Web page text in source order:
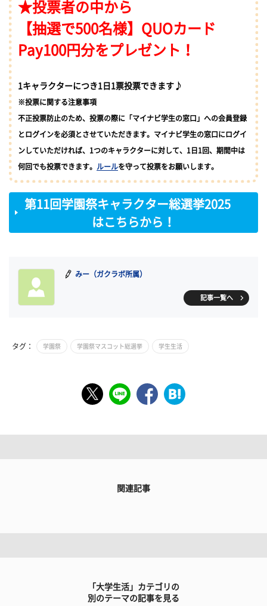
★投票者の中から
【抽選で500名様】QUOカード
Pay100円分をプレゼント！
1キャラクターにつき1日1票投票できます♪
※投票に関する注意事項
不正投票防止のため、投票の際に「マイナビ学生の窓口」への会員登録
とログインを必須とさせていただきます。マイナビ学生の窓口にログイ
ンしていただければ、1つのキャラクターに対して、1日1回、期間中は
何回でも投票できます。 ルールを守って投票をお願いします。
第11回学園祭キャラクター総選挙2025
はこちらから！
みー（ガクラボ所属）
記事一覧へ
タグ： 学園祭 学園祭マスコット総選挙 学生生活
関連記事
「大学生活」カテゴリの
別のテーマの記事を見る